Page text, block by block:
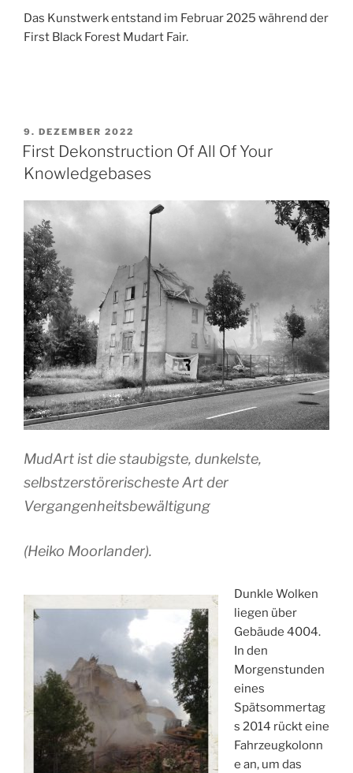
Das Kunstwerk entstand im Februar 2025 während der
First Black Forest Mudart Fair.
VERÖFFENTLICHT
AM
9. DEZEMBER 2022
First Dekonstruction Of All Of Your
Knowledgebases
MudArt ist die staubigste, dunkelste,
selbstzerstörerischeste Art der
Vergangenheitsbewältigung
(Heiko Moorlander).
Dunkle Wolken
liegen über
Gebäude 4004.
In den
Morgenstunden
eines
Spätsommertag
s 2014 rückt eine
Fahrzeugkolonn
e an, um das